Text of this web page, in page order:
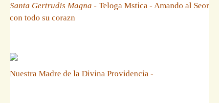
Santa Gertrudis Magna - Teloga Mstica - Amando al Seor
con todo su corazn
Nuestra Madre de la Divina Providencia -